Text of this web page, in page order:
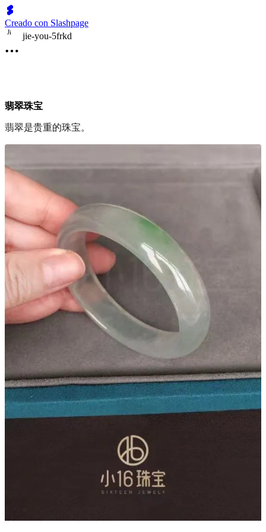
Creado con Slashpage
Ji jie-you-5frkd
翡翠珠宝
翡翠是贵重的珠宝。